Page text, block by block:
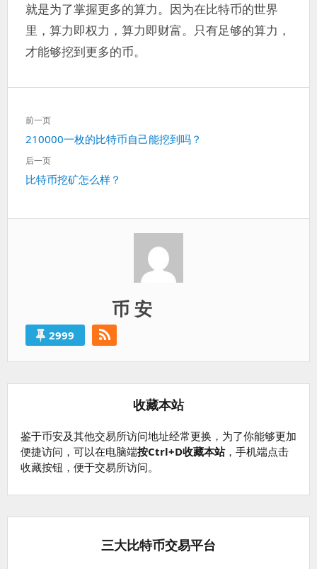
就是为了掌握更多的算力。因为在比特币的世界
里，算力即权力，算力即财富。只有足够的算力，
才能够挖到更多的币。
文
章
导
航
前一页
上
一
210000一枚的比特币自己能挖到吗？
后一页
下
比特币挖矿怎么样？
币 安
2999
收藏本站
鉴于币安及其他交易所访问地址经常更换，为了你能够更加
便捷访问，可以在电脑端按Ctrl+D收藏本站，手机端点击
收藏按钮，便于交易所访问。
三大比特币交易平台